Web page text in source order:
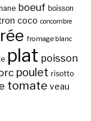
boeuf boisson
coco concombre
fromage blanc
plat poisson
poulet risotto
tomate veau